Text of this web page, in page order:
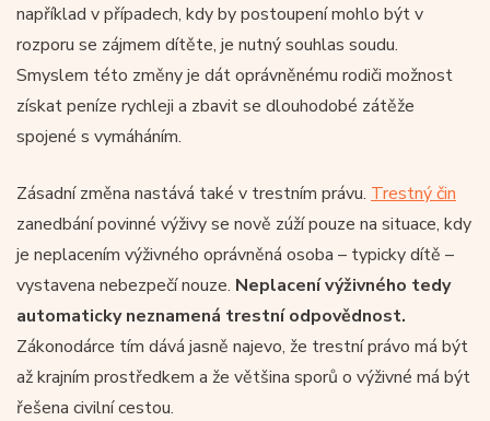
například v případech, kdy by postoupení mohlo být v
rozporu se zájmem dítěte, je nutný souhlas soudu.
Smyslem této změny je dát oprávněnému rodiči možnost
získat peníze rychleji a zbavit se dlouhodobé zátěže
spojené s vymáháním.
Zásadní změna nastává také v trestním právu. Trestný čin
zanedbání povinné výživy se nově zúží pouze na situace, kdy
je neplacením výživného oprávněná osoba – typicky dítě –
vystavena nebezpečí nouze. Neplacení výživného tedy
automaticky neznamená trestní odpovědnost.
Zákonodárce tím dává jasně najevo, že trestní právo má být
až krajním prostředkem a že většina sporů o výživné má být
řešena civilní cestou.